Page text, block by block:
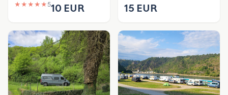
★ ★ ★ ★ ★510 EUR 15 EUR